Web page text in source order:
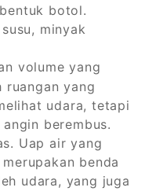
botol.
minyak
volume yang
ruangan yang
udara, tetapi
berembus.
Uap air yang
benda
udara, yang juga